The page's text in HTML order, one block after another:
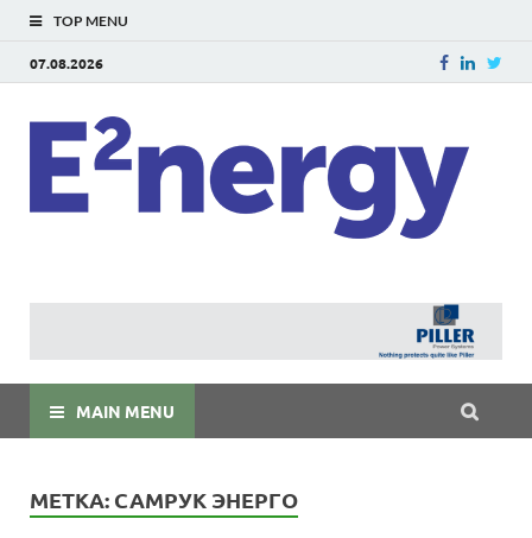
TOP MENU
07.08.2026
MAIN MENU
МЕТКА: САМРУК ЭНЕРГО